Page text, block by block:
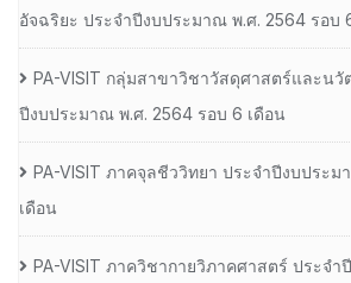
อัจฉริยะ ประจำปีงบประมาณ พ.ศ. 2564 รอบ
PA-VISIT กลุ่มสาขาวิชาวัสดุศาสตร์และนวั
ปีงบประมาณ พ.ศ. 2564 รอบ 6 เดือน
PA-VISIT ภาคจุลชีววิทยา ประจำปีงบประ
เดือน
PA-VISIT ภาควิชากายวิภาคศาสตร์ ประจ